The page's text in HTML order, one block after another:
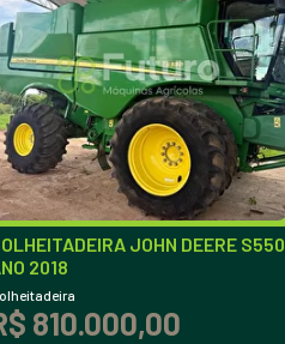
JOHN DEERE S550
2018
810.000,00